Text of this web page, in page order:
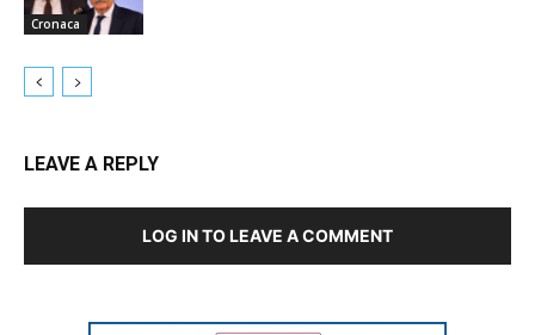
Cronaca
LEAVE A REPLY
LOG IN TO LEAVE A COMMENT